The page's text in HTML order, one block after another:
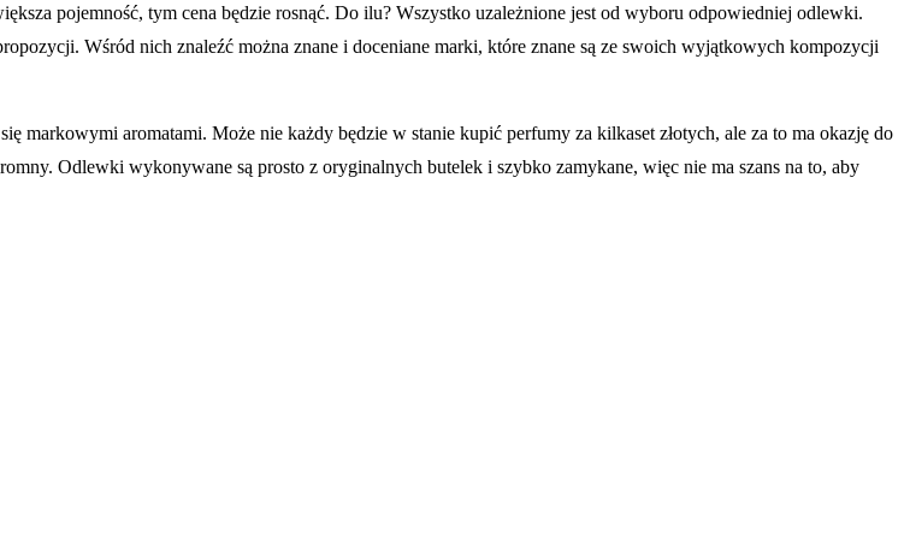
pojemność, tym cena będzie rosnąć. Do ilu? Wszystko uzależnione jest od wyboru odpowiedniej odlewki.
Wśród nich znaleźć można znane i doceniane marki, które znane są ze swoich wyjątkowych kompozycji
markowymi aromatami. Może nie każdy będzie w stanie kupić perfumy za kilkaset złotych, ale za to ma okazję do
Odlewki wykonywane są prosto z oryginalnych butelek i szybko zamykane, więc nie ma szans na to, aby